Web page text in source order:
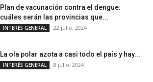
Plan de vacunación contra el dengue:
cuáles serán las provincias que...
INTERÉS GENERAL 22 julio, 2024
La ola polar azota a casi todo el país y hay...
INTERÉS GENERAL 8 julio, 2024